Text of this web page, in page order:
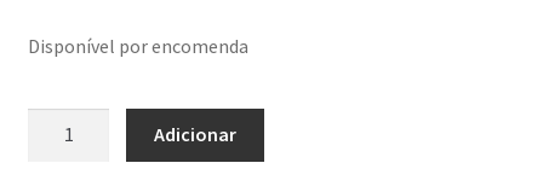
Disponível por encomenda
Adicionar